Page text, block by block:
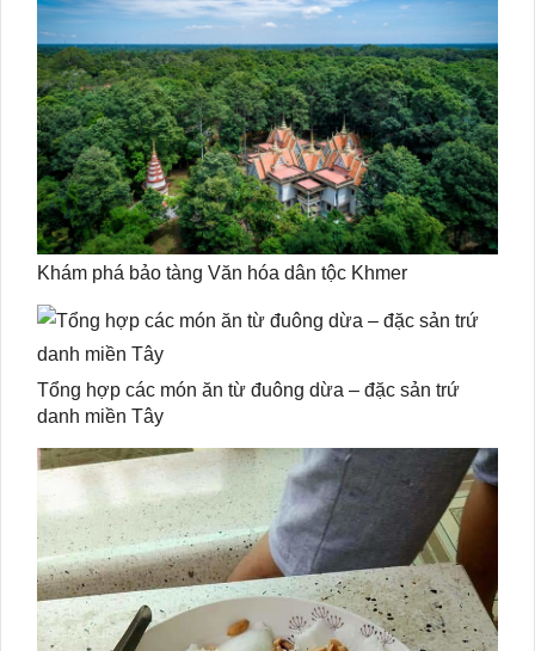
Khám phá bảo tàng Văn hóa dân tộc Khmer
Tổng hợp các món ăn từ đuông dừa – đặc sản trứ
danh miền Tây